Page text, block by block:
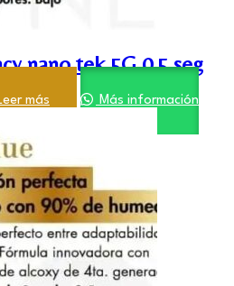
nano tek 5G 0,5 seg
más Más información